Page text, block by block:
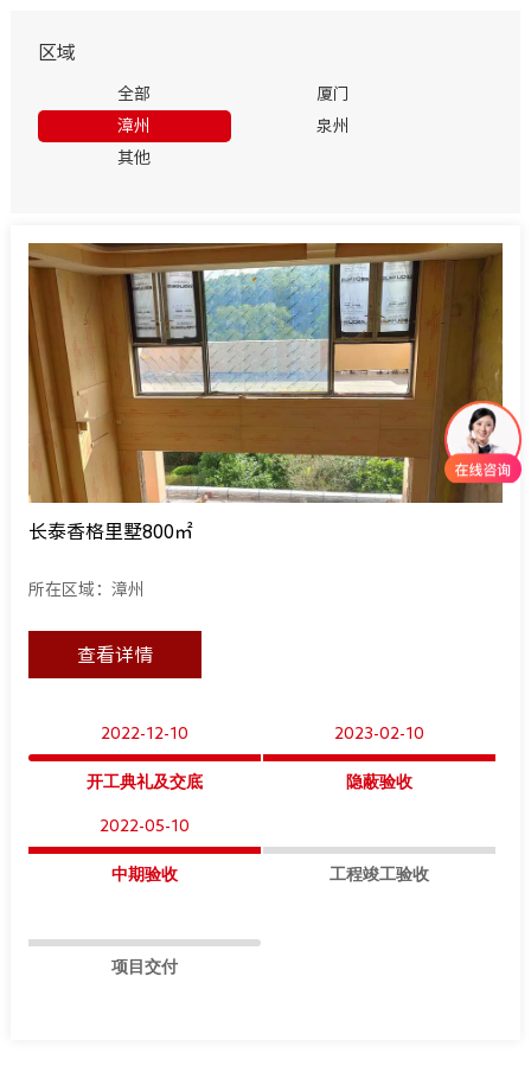
区域
全部
厦门
漳州
泉州
其他
长泰香格里墅800㎡
所在区域：漳州
查看详情
2022-12-10
开工典礼及交底
2023-02-10
隐蔽验收
2022-05-10
中期验收 工程竣工验收
项目交付